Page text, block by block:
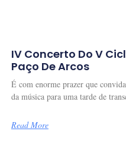
IV Concerto Do V
Paço De Arcos
É com enorme prazer que
da música para uma tarde de
Read More